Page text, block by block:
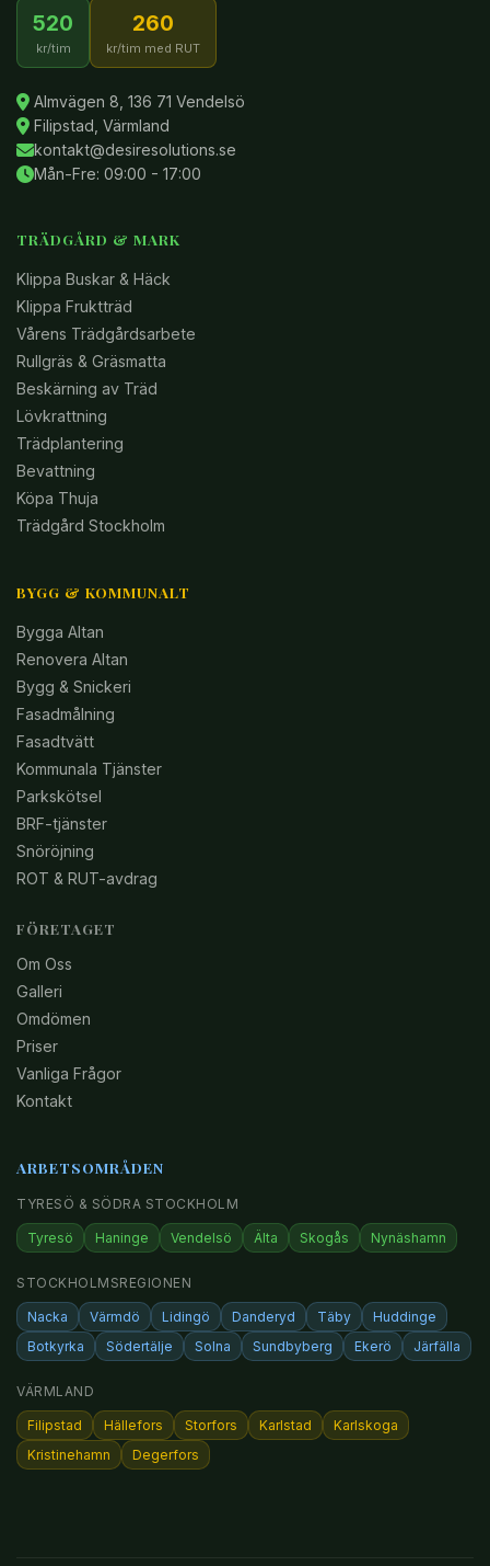
520
kr/tim
260
kr/tim med RUT
Almvägen 8, 136 71 Vendelsö
Filipstad, Värmland
kontakt@desiresolutions.se
Mån-Fre: 09:00 - 17:00
TRÄDGÅRD & MARK
Klippa Buskar & Häck
Klippa Fruktträd
Vårens Trädgårdsarbete
Rullgräs & Gräsmatta
Beskärning av Träd
Lövkrattning
Trädplantering
Bevattning
Köpa Thuja
Trädgård Stockholm
BYGG & KOMMUNALT
Bygga Altan
Renovera Altan
Bygg & Snickeri
Fasadmålning
Fasadtvätt
Kommunala Tjänster
Parkskötsel
BRF-tjänster
Snöröjning
ROT & RUT-avdrag
FÖRETAGET
Om Oss
Galleri
Omdömen
Priser
Vanliga Frågor
Kontakt
ARBETSOMRÅDEN
TYRESÖ & SÖDRA STOCKHOLM
Tyresö Haninge Vendelsö Älta Skogås Nynäshamn
STOCKHOLMSREGIONEN
Nacka Värmdö Lidingö Danderyd Täby
Huddinge
Botkyrka
Södertälje Solna Sundbyberg Ekerö Järfälla
VÄRMLAND
Filipstad Hällefors Storfors Karlstad
Karlskoga
Kristinehamn
Degerfors